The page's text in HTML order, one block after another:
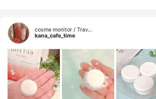
cosme monitor / Trav…
kana_cafe_time